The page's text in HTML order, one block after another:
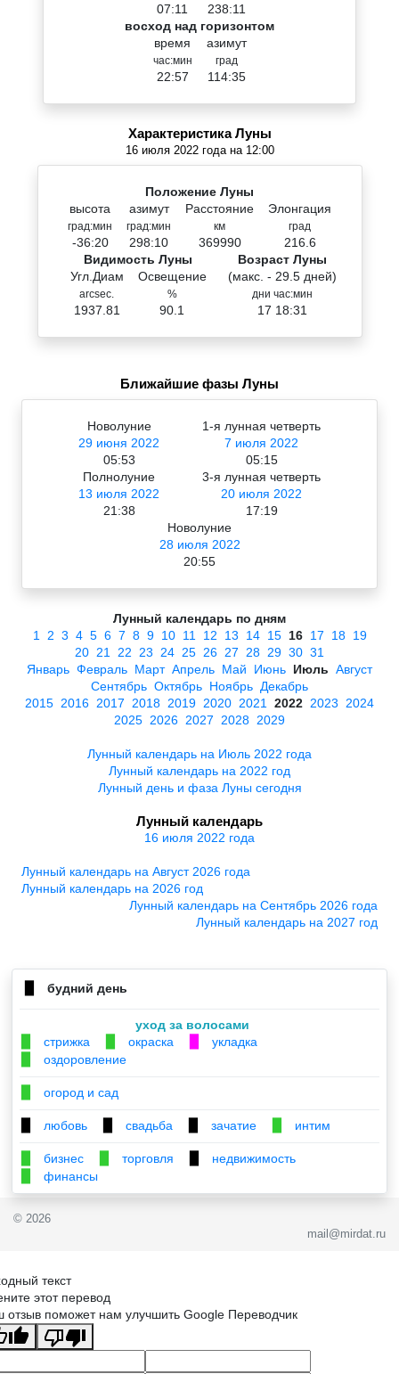
07:11
238:11
восход над горизонтом
время
час:мин
22:57
азимут
град
114:35
Характеристика Луны
16 июля 2022 года на 12:00
Положение Луны
высота
град:мин
-36:20
азимут
град:мин
298:10
Расстояние
км
369990
Элонгация
град
216.6
Видимость Луны
Угл.Диам
arcsec.
1937.81
Освещение
%
90.1
Возраст Луны
(макс. - 29.5 дней)
дни час:мин
17 18:31
Ближайшие фазы Луны
Новолуние
29 июня 2022
05:53
1-я лунная четверть
7 июля 2022
05:15
Полнолуние
13 июля 2022
21:38
3-я лунная четверть
20 июля 2022
17:19
Новолуние
28 июля 2022
20:55
Лунный календарь по дням
1
2 3 4 5 6 7 8 9 10 11 12 13 14 15 16 17 18 19
20 21 22 23 24 25 26 27 28 29 30 31
Январь Февраль Март Апрель Май Июнь Июль Август
Сентябрь Октябрь Ноябрь Декабрь
2015 2016 2017 2018 2019 2020 2021 2022 2023
2024
2025 2026 2027 2028 2029
Лунный календарь на Июль 2022 года
Лунный календарь на 2022 год
Лунный день и фаза Луны сегодня
Лунный календарь
16 июля 2022 года
Лунный календарь на Август 2026 года
Лунный календарь на 2026 год
Лунный календарь на Сентябрь 2026 года
Лунный календарь на 2027 год
будний день
уход за волосами
стрижка окраска укладка
оздоровление
огород и сад
любовь свадьба зачатие интим
бизнес торговля недвижимость
финансы
© 2026
mail@mirdat.ru
текст
этот перевод
отзыв поможет нам улучшить Google Переводчик